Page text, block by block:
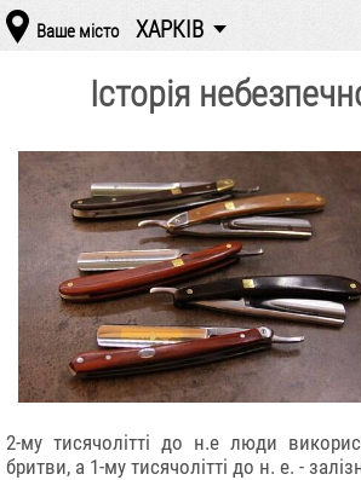
Ваше місто ХАРКІВ
Історія
2-му тисячолітті до н.е люди
бритви, а 1-му тисячолітті до н. е. -